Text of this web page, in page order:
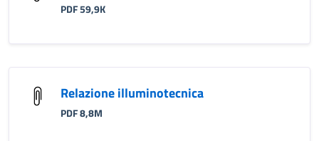
PDF 59,9K
Relazione illuminotecnica
PDF 8,8M